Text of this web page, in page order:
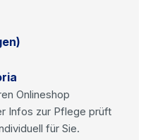
Onlineshop
Infos zur Pflege prüft
für Sie.